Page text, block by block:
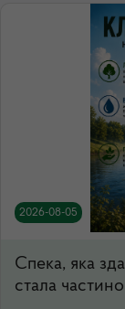
2026-08-05
Спека, яка
стала